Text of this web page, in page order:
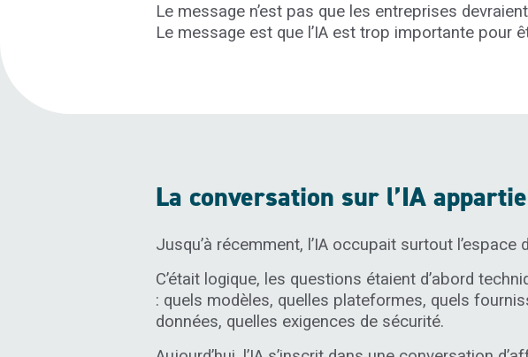
Le message n’est pas que les entreprises devraient
Le message est que l’IA est trop importante pour
La conversation sur l’IA
Jusqu’à récemment, l’IA occupait surtout
C’était logique, les questions étaient d’abord
: quels modèles, quelles plateformes, quels
données, quelles exigences de sécurité.